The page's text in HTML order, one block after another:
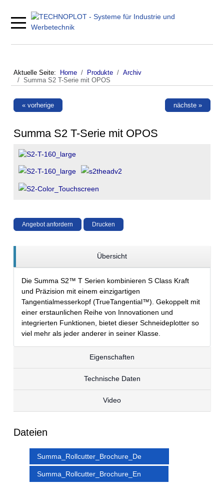
Mobile Menu Toggle
Aktuelle Seite: Home Produkte
Archiv
Summa S2 T-Serie mit OPOS
« vorherige nächste »
Summa S2 T-Serie mit OPOS
Angebot anfordern Drucken
Übersicht
Die Summa S2™ T Serien kombinieren S Class Kraft
und Präzision mit einem einzigartigen
Tangentialmesserkopf (TrueTangential™). Gekoppelt mit
einer erstaunlichen Reihe von Innovationen und
integrierten Funktionen, bietet dieser Schneideplotter so
viel mehr als jeder anderer in seiner Klasse.
Eigenschaften
Technische Daten
Video
Dateien
Summa_Rollcutter_Brochure_De
Summa_Rollcutter_Brochure_En